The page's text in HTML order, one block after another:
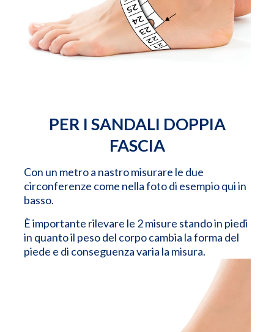
PER I SANDALI DOPPIA
FASCIA
Con un metro a nastro misurare le due
circonferenze come nella foto di esempio qui in
basso.
È importante rilevare le 2 misure stando in piedi
in quanto il peso del corpo cambia la forma del
piede e di conseguenza varia la misura.